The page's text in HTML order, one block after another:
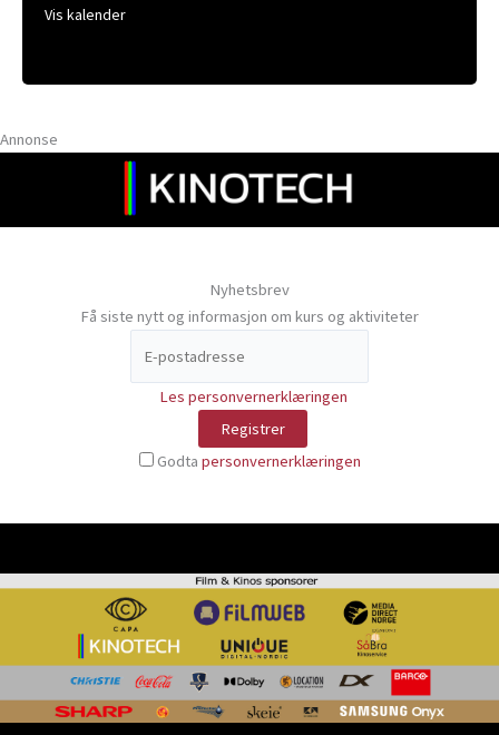
Vis kalender
Annonse
Nyhetsbrev
Få siste nytt og informasjon om kurs og aktiviteter
Les personvernerklæringen
Godta personvernerklæringen